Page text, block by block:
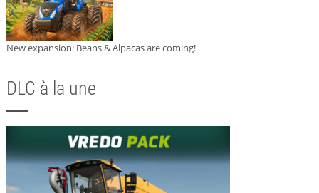
New expansion: Beans & Alpacas are coming!
DLC à la une